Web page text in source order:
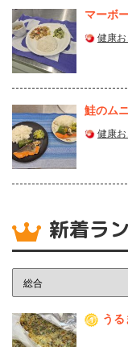
マーボ
健康
鮭のム
健康
新着ラ
1 う